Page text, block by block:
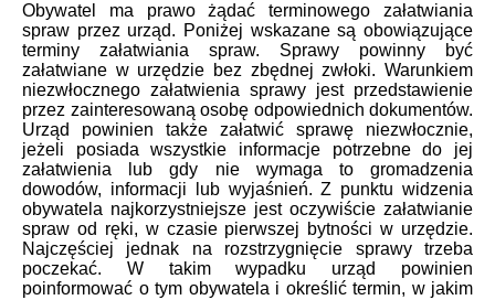
Obywatel ma prawo żądać terminowego załatwiania
spraw przez urząd. Poniżej wskazane są obowiązujące
terminy załatwiania spraw. Sprawy powinny być
załatwiane w urzędzie bez zbędnej zwłoki. Warunkiem
niezwłocznego załatwienia sprawy jest przedstawienie
przez zainteresowaną osobę odpowiednich dokumentów.
Urząd powinien także załatwić sprawę niezwłocznie,
jeżeli posiada wszystkie informacje potrzebne do jej
załatwienia lub gdy nie wymaga to gromadzenia
dowodów, informacji lub wyjaśnień. Z punktu widzenia
obywatela najkorzystniejsze jest oczywiście załatwianie
spraw od ręki, w czasie pierwszej bytności w urzędzie.
Najczęściej jednak na rozstrzygnięcie sprawy trzeba
poczekać. W takim wypadku urząd powinien
poinformować o tym obywatela i określić termin, w jakim